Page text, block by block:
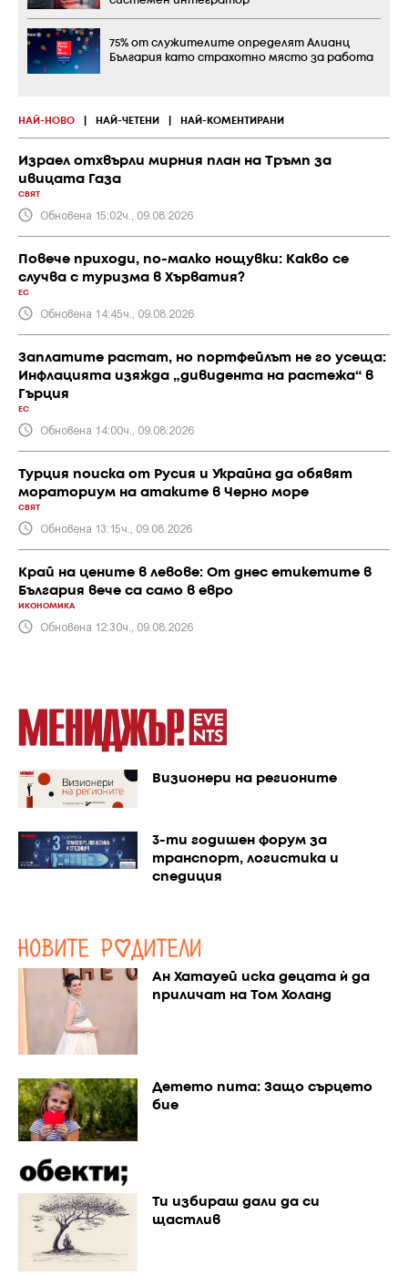
НАЙ-НОВО НАЙ-ЧЕТЕНИ НАЙ-КОМЕНТИРАНИ
Израел отхвърли мирния план на Тръмп за
ивицата Газа
СВЯТ
Обновена 15:02ч., 09.08.2026
Повече приходи, по-малко нощувки: Какво се
случва с туризма в Хърватия?
ЕС
Обновена 14:45ч., 09.08.2026
Заплатите растат, но портфейлът не го усеща:
Инфлацията изяжда „дивидента на растежа“ в
Гърция
ЕС
Обновена 14:00ч., 09.08.2026
Турция поиска от Русия и Украйна да обявят
мораториум на атаките в Черно море
СВЯТ
Обновена 13:15ч., 09.08.2026
Край на цените в левове: От днес етикетите в
България вече са само в евро
ИКОНОМИКА
Обновена 12:30ч., 09.08.2026
75% от служителите определят Алианц
България като страхотно място за работа
Визионери на регионите
3-ти годишен форум за
транспорт, логистика и
спедиция
Ан Хатауей иска децата ѝ да
приличат на Том Холанд
Детето пита: Защо сърцето
бие
Ти избираш дали да си
щастлив